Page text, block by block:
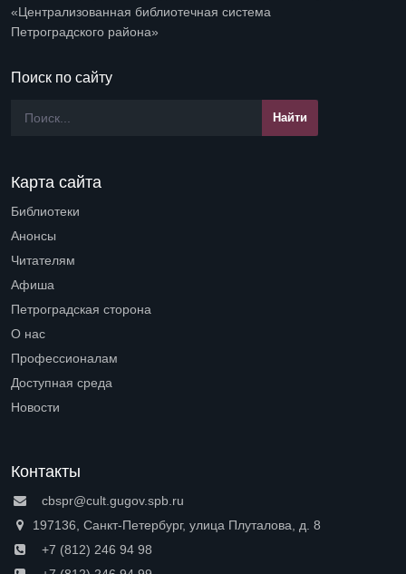
«Централизованная библиотечная система
Петроградского района»
Поиск по сайту
Карта сайта
Библиотеки
Анонсы
Читателям
Афиша
Петроградская сторона
О нас
Профессионалам
Доступная среда
Новости
Контакты
cbspr@cult.gugov.spb.ru
197136, Санкт-Петербург, улица Плуталова, д. 8
+7 (812) 246 94 98